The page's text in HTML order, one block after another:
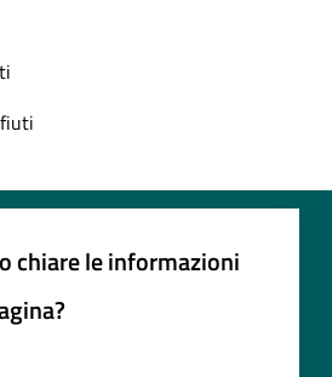
chiare le informazioni